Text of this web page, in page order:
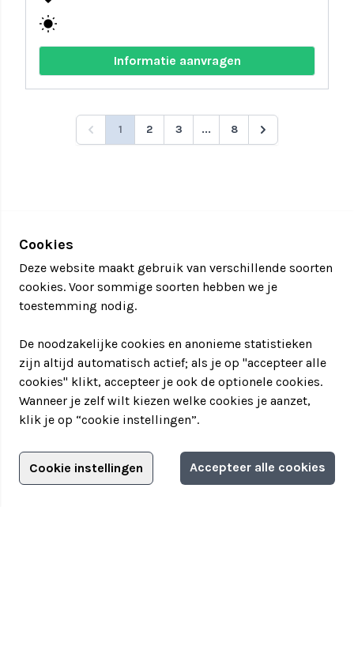
Filter jouw teamuitstapje!
wb_sunny
Informatie aanvragen
1 2 3 ... 8
Adverteren?
Adverteerdersopties
Cookies
Deze website maakt gebruik van verschillende soorten
cookies. Voor sommige soorten hebben we je
toestemming nodig.
De noodzakelijke cookies en anonieme statistieken
zijn altijd automatisch actief; als je op "accepteer alle
cookies" klikt, accepteer je ook de optionele cookies.
Wanneer je zelf wilt kiezen welke cookies je aanzet,
klik je op “cookie instellingen”.
Cookie instellingen Accepteer alle cookies